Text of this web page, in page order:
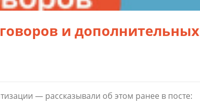
и дополнительных
— рассказывали об этом ранее в посте: